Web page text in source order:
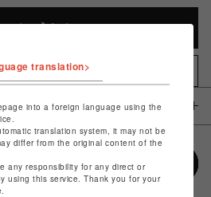
ートに入れる
入りアイテムに追加
translation>
into a foreign language using the
translation system, it may not be
differ from the original content of the
any responsibility for any direct or
using this service. Thank you for your